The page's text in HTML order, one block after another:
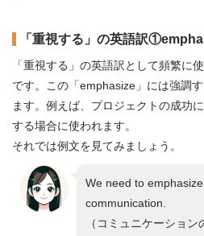
「重視する」の英語訳
「重視する」の英語訳として頻繁に
です。この「emphasize」には強調
ます。例えば、プロジェクトの成功
する場合に使われます。
それでは例文を見てみましょう。
We need to
communication.
（コミュニケーショ